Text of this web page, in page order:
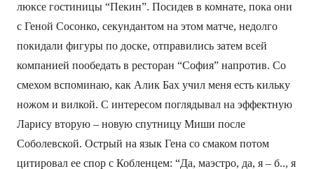
люксе гостиницы “Пекин”. Посидев в комнате, пока они
с Геной Сосонко, секундантом на этом матче, недолго
покидали фигуры по доске, отправились затем всей
компанией пообедать в ресторан “София” напротив. Со
смехом вспоминаю, как Алик Бах учил меня есть кильку
ножом и вилкой. С интересом поглядывал на эффектную
Ларису вторую – новую спутницу Миши после
Соболевской. Острый на язык Гена со смаком потом
цитировал ее спор с Кобленцем: “Да, маэстро, да, я – б.., я